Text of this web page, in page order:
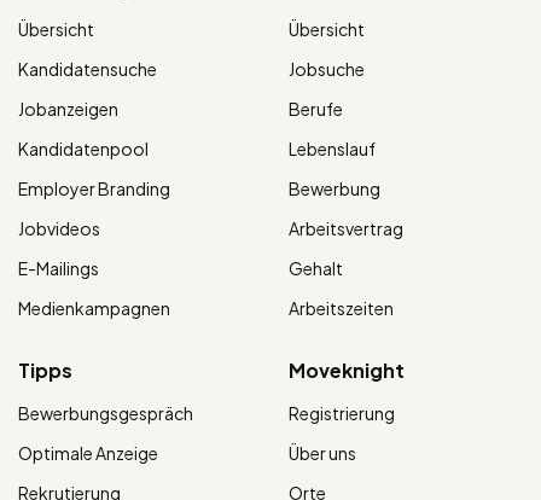
Übersicht
Kandidatensuche
Jobanzeigen
Kandidatenpool
Employer Branding
Jobvideos
E-Mailings
Medienkampagnen
Übersicht
Jobsuche
Berufe
Lebenslauf
Bewerbung
Arbeitsvertrag
Gehalt
Arbeitszeiten
Tipps
Bewerbungsgespräch
Optimale Anzeige
Rekrutierung
Moveknight
Registrierung
Über uns
Orte